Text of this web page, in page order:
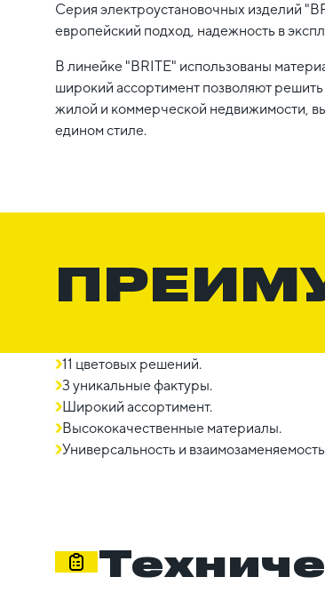
Серия электроустановочных изделий
европейский подход, надежность в
В линейке "BRITE" использованы
широкий ассортимент позволяют
жилой и коммерческой недвижимости,
едином стиле.
11 цветовых решений.
3 уникальные фактуры.
Широкий ассортимент.
Высококачественные материалы.
Универсальность и